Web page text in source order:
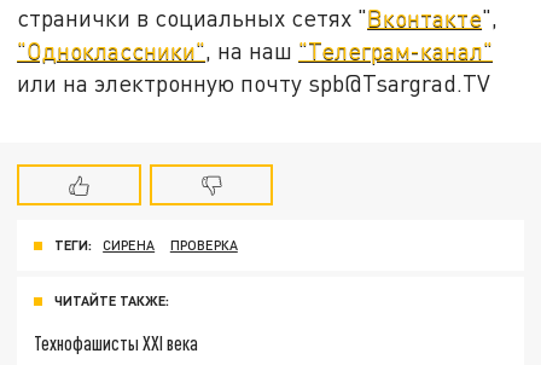
странички в социальных сетях "Вконтакте",
"Одноклассники", на наш "Телеграм-канал"
или на электронную почту spb@Tsargrad.TV
ТЕГИ: СИРЕНА ПРОВЕРКА
ЧИТАЙТЕ ТАКЖЕ:
Технофашисты XXI века